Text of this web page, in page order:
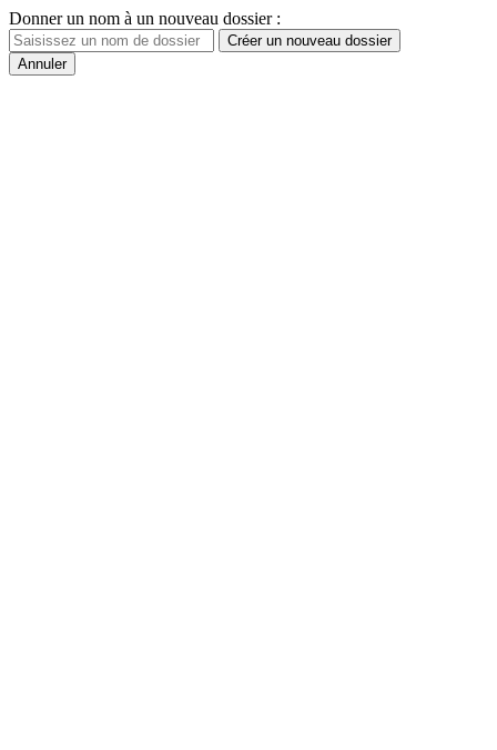
Donner un nom à un nouveau dossier :
Créer un nouveau dossier
Annuler